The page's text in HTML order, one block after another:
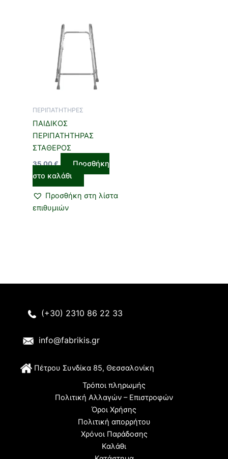
ΠΕΡΙΠΑΤΗΤΗΡΕΣ
ΠΑΙΔΙΚΟΣ
ΠΕΡΙΠΑΤΗΤΗΡΑΣ
ΣΤΑΘΕΡΟΣ
35,00€
Προσθήκη
στο καλάθι
Προσθήκη στη λίστα
επιθυμιών
(+30) 2310 86 22 33
info@fabrikis.gr
Πέτρου Συνδίκα 85, Θεσσαλονίκη
Τρόποι πληρωμής
Πολιτική Αλλαγών – Επιστροφών
Όροι Χρήσης
Πολιτική απορρήτου
Χρόνοι Παράδοσης
Καλάθι